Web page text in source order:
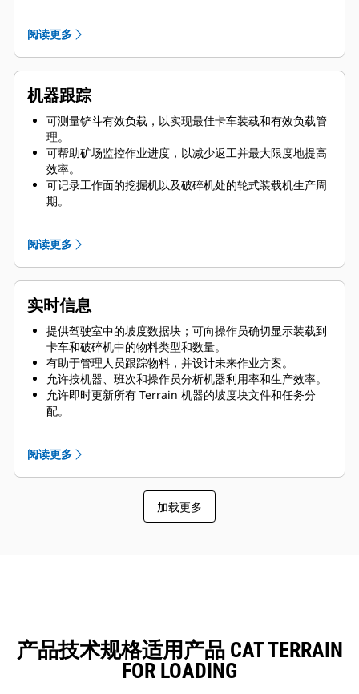
合。
阅读更多
机器跟踪
可测量铲斗有效负载，以实现最佳卡车装载和有效负载管
理。
可帮助矿场监控作业进度，以减少返工并最大限度地提高
效率。
可记录工作面的挖掘机以及破碎机处的轮式装载机生产周
期。
器的进度更新、查看所有配备 Terrain 的机器的位置、分
配任务并对设计方案进行验证。
阅读更多
实时信息
提供驾驶室中的坡度数据块；可向操作员确切显示装载到
卡车和破碎机中的物料类型和数量。
有助于管理人员跟踪物料，并设计未来作业方案。
允许按机器、班次和操作员分析机器利用率和生产效率。
允许即时更新所有 Terrain 机器的坡度块文件和任务分
配。
提供有关已完成工作和待完成工作的实时反馈，从而减少
返工，并改进混合。
阅读更多
加载更多
产品技术规格适用产品 CAT TERRAIN
FOR LOADING